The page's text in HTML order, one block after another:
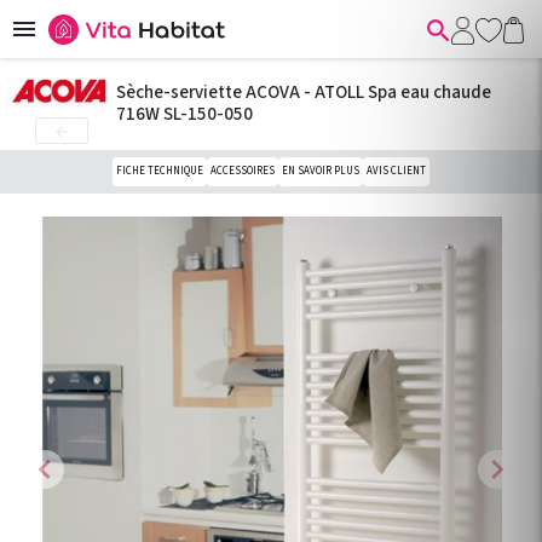
 
chevron_left chevron_right
Sèche-serviette ACOVA - ATOLL Spa eau chaude
716W SL-150-050
FICHE TECHNIQUE ACCESSOIRES EN SAVOIR PLUS AVIS CLIENT